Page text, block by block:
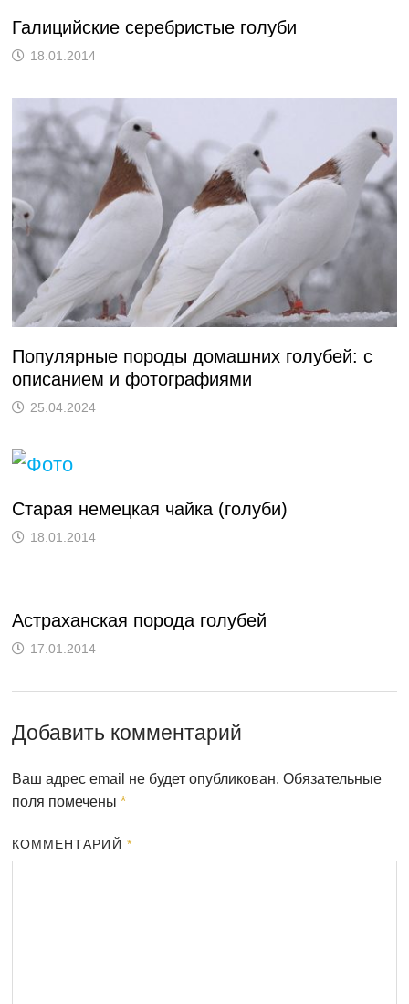
Галицийские серебристые голуби
18.01.2014
Популярные породы домашних голубей: с
описанием и фотографиями
25.04.2024
Старая немецкая чайка (голуби)
18.01.2014
Астраханская порода голубей
17.01.2014
Добавить комментарий
Ваш адрес email не будет опубликован. Обязательные
поля помечены *
КОММЕНТАРИЙ *